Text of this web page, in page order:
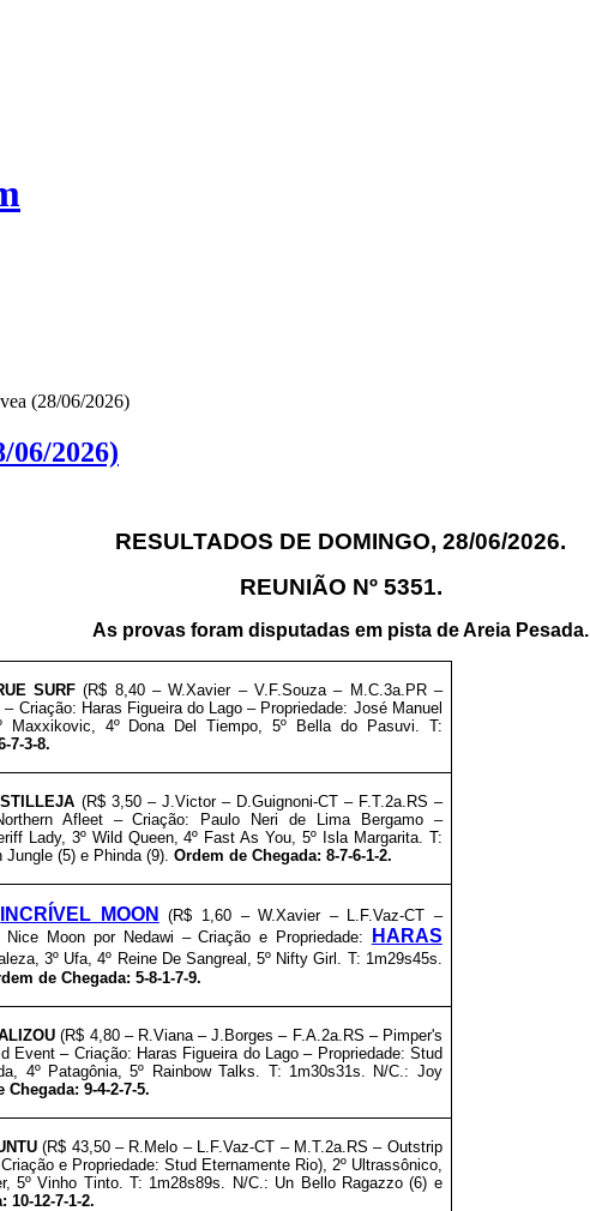
(28/06/2026)
06/2026)
RESULTADOS DE DOMINGO, 28/06/2026.
REUNIÃO Nº 5351.
As provas foram disputadas em pista de Areia Pesada.
SURF(R$ 8,40 – W.Xavier – V.F.Souza – M.C.3a.PR –
Criação: Haras Figueira do Lago – Propriedade: José Manuel
Maxxikovic, 4º Dona Del Tiempo, 5º Bella do Pasuvi. T:
7-3-8.
(R$ 3,50 – J.Victor – D.Guignoni-CT – F.T.2a.RS –
Afleet – Criação: Paulo Neri de Lima Bergamo–
Lady, 3º Wild Queen, 4º Fast As You, 5º Isla Margarita. T:
Jungle (5) e Phinda (9).Ordem de Chegada: 8-7-6-1-2.
INCRÍVEL MOON
(R$ 1,60 – W.Xavier – L.F.Vaz-CT –
Moon por Nedawi – Criação e Propriedade:
HARAS
3º Ufa, 4º Reine De Sangreal, 5º Nifty Girl. T: 1m29s45s.
de Chegada: 5-8-1-7-9.
(R$ 4,80 – R.Viana – J.Borges – F.A.2a.RS – Pimper's
Event – Criação: Haras Figueira do Lago– Propriedade: Stud
4º Patagônia, 5º Rainbow Talks. T: 1m30s31s. N/C.: Joy
Chegada: 9-4-2-7-5.
(R$ 43,50 – R.Melo – L.F.Vaz-CT – M.T.2a.RS – Outstrip
e Propriedade: Stud Eternamente Rio), 2º Ultrassônico,
5º Vinho Tinto. T: 1m28s89s. N/C.: Un Bello Ragazzo (6) e
10-12-7-1-2.